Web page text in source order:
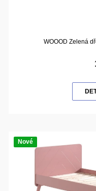
WOOOD Zelená
Nové